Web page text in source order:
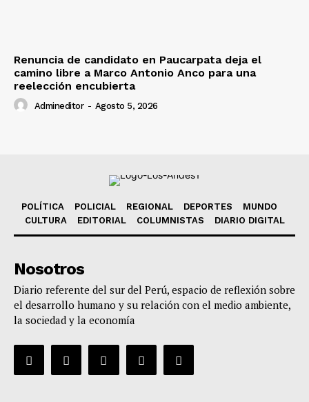
Renuncia de candidato en Paucarpata deja el
camino libre a Marco Antonio Anco para una
reelección encubierta
Admineditor - Agosto 5, 2026
POLÍTICA POLICIAL REGIONAL DEPORTES
MUNDO
CULTURA
EDITORIAL COLUMNISTAS DIARIO DIGITAL
Nosotros
Diario referente del sur del Perú, espacio de reflexión sobre
el desarrollo humano y su relación con el medio ambiente,
la sociedad y la economía